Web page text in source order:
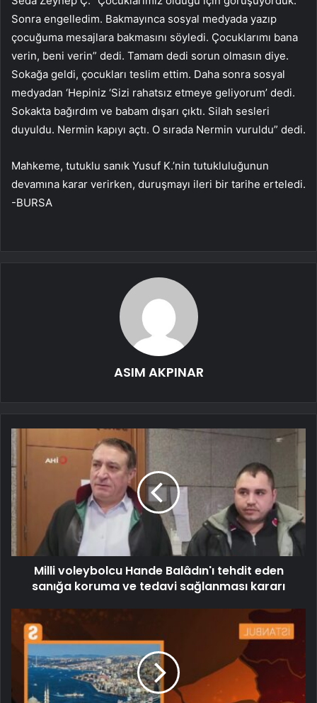
Sonra engelledim. Bakmayınca sosyal medyada yazıp
çocuğuma mesajlara bakmasını söyledi. Çocuklarımı bana
verin, beni verin” dedi. Tamam dedi sorun olmasın diye.
Sokağa geldi, çocukları teslim ettim. Daha sonra sosyal
medyadan ‘Hepiniz ‘Sizi rahatsız etmeye geliyorum’ dedi.
Sokakta bağırdım ve babam dışarı çıktı. Silah sesleri
duyuldu. Nermin kapıyı açtı. O sırada Nermin vuruldu” dedi.
Mahkeme, tutuklu sanık Yusuf K.’nin tutukluluğunun
devamına karar verirken, duruşmayı ileri bir tarihe erteledi.
-BURSA
ASIM AKPINAR
Milli voleybolcu Hande Balâdın'ı tehdit eden
sanığa koruma ve tedavi sağlanması kararı